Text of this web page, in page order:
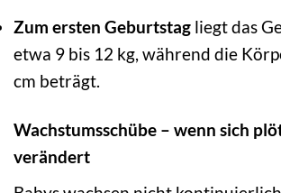
Zum ersten Geburtstag liegt das
etwa 9 bis 12 kg, während die
cm beträgt.
Wachstumsschübe – wenn sich
verändert